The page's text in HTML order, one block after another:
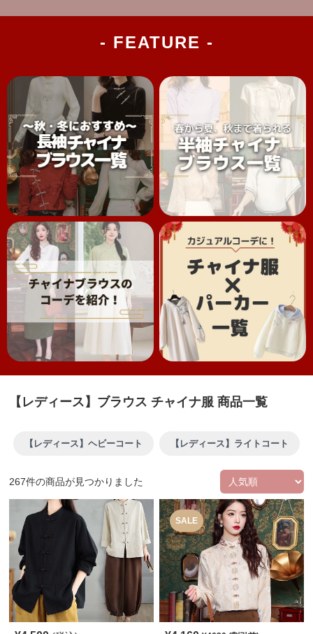
- FEATURE -
【レディース】ブラウス チャイナ服 商品一覧
【レディース】ヘビーコート 【レディース】ライトコート
267件の商品が見つかりました
SALE